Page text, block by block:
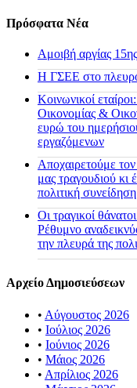
Πρόσφατα Νέα
Αμοιβή αργίας
H ΓΣΕΕ στο
Κοινωνικοί
Οικονομίας &
ευρώ του
εργαζόμενων
Αποχαιρετούμε
μας τραγουδιού κι
πολιτική συνείδηση
Οι τραγικοί
Ρέθυμνο
την πλευρά της
Αρχείο Δημοσιεύσεων
• Αύγουστος 2026
• Ιούλιος 2026
• Ιούνιος 2026
• Μάιος 2026
• Απρίλιος 2026